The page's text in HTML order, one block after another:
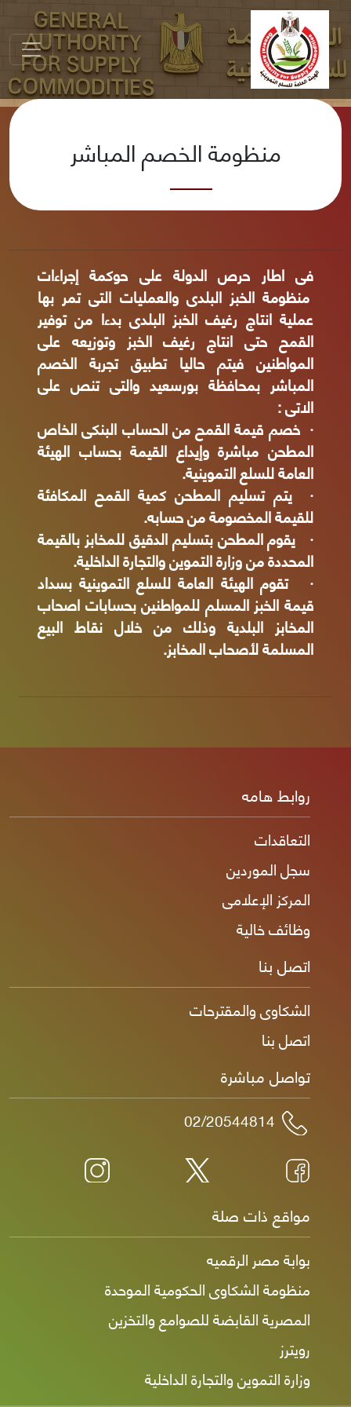
منظومة الخصم المباشر
فى اطار حرص الدولة على حوكمة إجراءات
منظومة الخبز البلدى والعمليات التى تمر بها
عملية انتاج رغيف الخبز البلدى بدءا من توفير
القمح حتى انتاج رغيف الخبز وتوزيعه على
المواطنين فيتم حاليا تطبيق تجربة الخصم
المباشر بمحافظة بورسعيد والتى تنص على
الاتى :
· خصم قيمة القمح من الحساب البنكى الخاص
المطحن مباشرة وإيداع القيمة بحساب الهيئة
العامة للسلع التموينية.
· يتم تسليم المطحن كمية القمح المكافئة
للقيمة المخصومة من حسابه.
· يقوم المطحن بتسليم الدقيق للمخابز بالقيمة
المحددة من وزارة التموين والتجارة الداخلية.
· تقوم الهيئة العامة للسلع التموينية بسداد
قيمة الخبز المسلم للمواطنين بحسابات اصحاب
المخابز البلدية وذلك من خلال نقاط البيع
المسلمة لأصحاب المخابز.
روابط هامه
التعاقدات
سجل الموردين
المركز الإعلامى
وظائف خالية
اتصل بنا
الشكاوى والمقترحات
اتصل بنا
تواصل مباشرة
مواقع ذات صلة
بوابة مصر الرقميه
منظومة الشكاوى الحكومية الموحدة
المصرية القابضة للصوامع والتخزين
رويترز
وزارة التموين والتجارة الداخلية